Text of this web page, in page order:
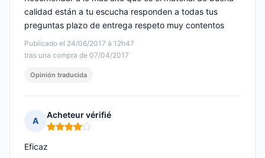
Publicado el 24/06/2017 à 12h47
tras una compra de 07/04/2017
calidad están a tu escucha responden a todas tus
preguntas plazo de entrega respeto muy contentos
Opinión traducida
A
Acheteur vérifié
Nota: 4 de 5
Eficaz